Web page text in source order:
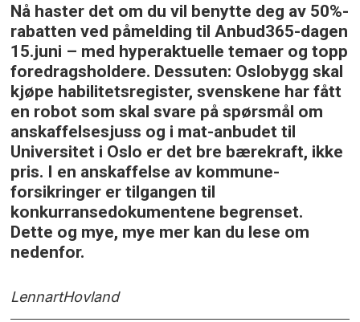
Nå haster det om du vil benytte deg av 50%-
rabatten ved påmelding til Anbud365-dagen
15.juni – med hyperaktuelle temaer og topp
foredragsholdere. Dessuten: Oslobygg skal
kjøpe habilitetsregister, svenskene har fått
en robot som skal svare på spørsmål om
anskaffelsesjuss og i mat-anbudet til
Universitet i Oslo er det bre bærekraft, ikke
pris. I en anskaffelse av kommune-
forsikringer er tilgangen til
konkurransedokumentene begrenset.
Dette og mye, mye mer kan du lese om
nedenfor.
LennartHovland